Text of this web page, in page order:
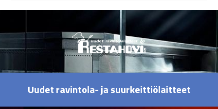
Uudet ravintola- ja suurkeittiölaitteet